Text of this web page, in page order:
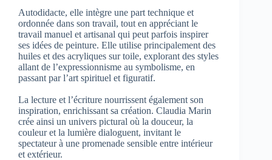
Autodidacte, elle intègre une part technique et
ordonnée dans son travail, tout en appréciant le
travail manuel et artisanal qui peut parfois inspirer
ses idées de peinture. Elle utilise principalement des
huiles et des acryliques sur toile, explorant des styles
allant de l’expressionnisme au symbolisme, en
passant par l’art spirituel et figuratif.
La lecture et l’écriture nourrissent également son
inspiration, enrichissant sa création. Claudia Marin
crée ainsi un univers pictural où la douceur, la
couleur et la lumière dialoguent, invitant le
spectateur à une promenade sensible entre intérieur
et extérieur.